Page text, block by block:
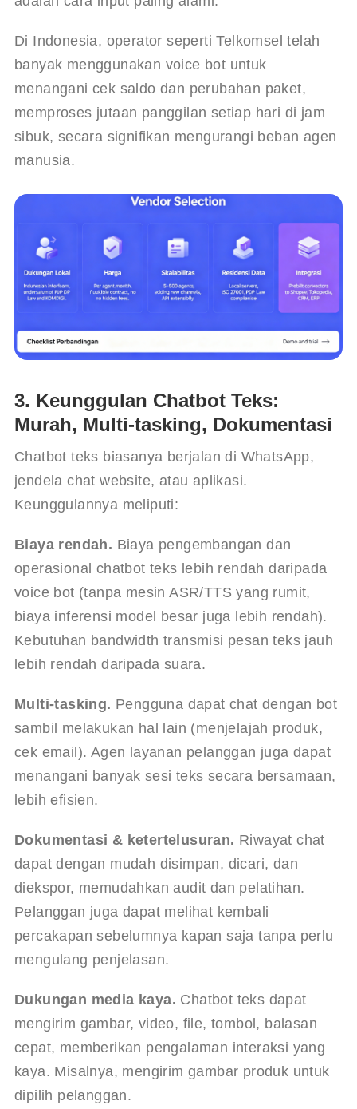
Di Indonesia, operator seperti Telkomsel telah
banyak menggunakan voice bot untuk
menangani cek saldo dan perubahan paket,
memproses jutaan panggilan setiap hari di jam
sibuk, secara signifikan mengurangi beban agen
manusia.
3. Keunggulan Chatbot Teks:
Murah, Multi-tasking, Dokumentasi
Chatbot teks biasanya berjalan di WhatsApp,
jendela chat website, atau aplikasi.
Keunggulannya meliputi:
Biaya rendah. Biaya pengembangan dan
operasional chatbot teks lebih rendah daripada
voice bot (tanpa mesin ASR/TTS yang rumit,
biaya inferensi model besar juga lebih rendah).
Kebutuhan bandwidth transmisi pesan teks jauh
lebih rendah daripada suara.
Multi-tasking. Pengguna dapat chat dengan bot
sambil melakukan hal lain (menjelajah produk,
cek email). Agen layanan pelanggan juga dapat
menangani banyak sesi teks secara bersamaan,
lebih efisien.
Dokumentasi & ketertelusuran. Riwayat chat
dapat dengan mudah disimpan, dicari, dan
diekspor, memudahkan audit dan pelatihan.
Pelanggan juga dapat melihat kembali
percakapan sebelumnya kapan saja tanpa perlu
mengulang penjelasan.
Dukungan media kaya. Chatbot teks dapat
mengirim gambar, video, file, tombol, balasan
cepat, memberikan pengalaman interaksi yang
kaya. Misalnya, mengirim gambar produk untuk
dipilih pelanggan.